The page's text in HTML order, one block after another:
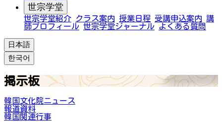
世宗学堂
世宗学堂紹介 クラス案内 授業日程 受講申込案内 講
師プロフィール 世宗学堂ジャーナル よくある質問
日本語
한국어
掲示板
韓国文化院ニュース
報道資料
韓国関連行事